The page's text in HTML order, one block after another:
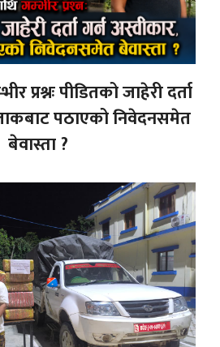
प्रश्नः पीडितको जाहेरी दर्ता
पठाएको निवेदनसमेत
बेवास्ता ?